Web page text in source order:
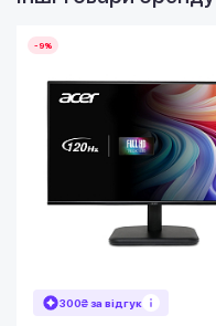
-9%
300₴ за відгук